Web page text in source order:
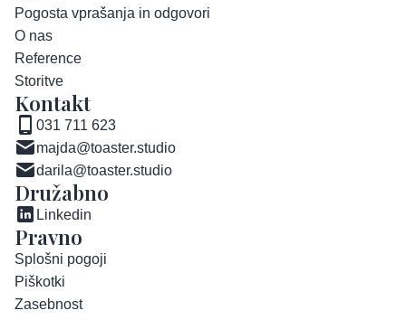
Pogosta vprašanja in odgovori
O nas
Reference
Storitve
Kontakt
031 711 623
majda@toaster.studio
darila@toaster.studio
Družabno
Linkedin
Pravno
Splošni pogoji
Piškotki
Zasebnost